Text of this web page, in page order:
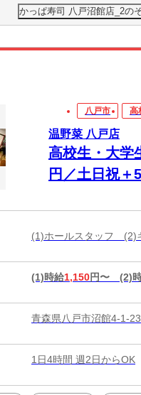
かっぱ寿司 八戸沼館店_2の
八戸市 高
温野菜 八戸店
高校生・大学
円／土日祝＋
(1)ホールスタッフ (2)
(1)時給1,150円〜 (2)
青森県八戸市沼館4-1-23
1日4時間 週2日からOK